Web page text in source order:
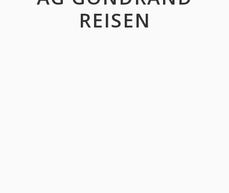
REISEN